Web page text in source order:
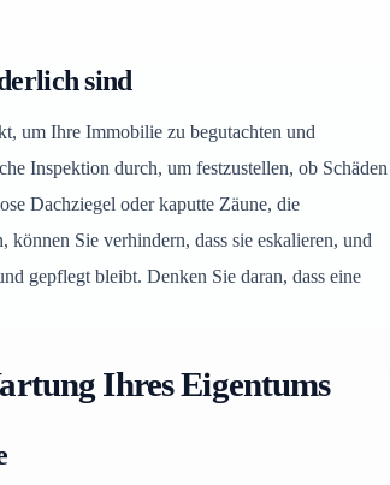
sind
um Ihre Immobilie zu begutachten und
Inspektion durch, um festzustellen, ob Schäden
Dachziegel oder kaputte Zäune, die
Sie verhindern, dass sie eskalieren, und
gepflegt bleibt. Denken Sie daran, dass eine
Ihres Eigentums